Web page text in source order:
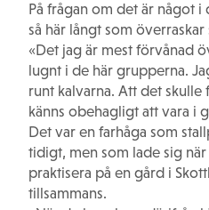
På frågan om det är något
så här långt som överraskar
«Det jag är mest förvånad
lugnt i de här grupperna.
runt kalvarna. Att det skulle
känns obehagligt att vara i
Det var en farhåga som
tidigt, men som lade sig
praktisera på en gård i
tillsammans.